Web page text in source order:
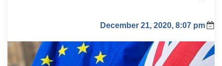
December 21, 2020, 8:07 pm